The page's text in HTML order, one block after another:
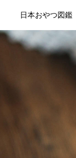
日本おやつ図鑑